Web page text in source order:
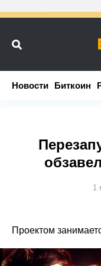
Новости Биткоин
Новости Биткоин
1
Проектом